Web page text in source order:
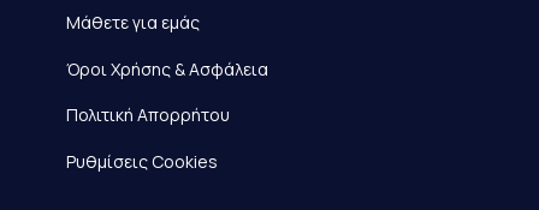
Μάθετε για εμάς
Όροι Χρήσης & Ασφάλεια
Πολιτική Απορρήτου
Ρυθμίσεις Cookies